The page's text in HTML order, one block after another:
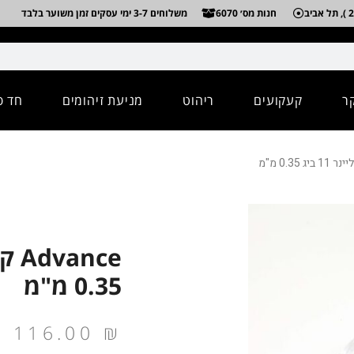
חנות מס׳ 6070 משלוחים 3-7 ימי עסקים זמן משוער בלבד
קעקועים ריהוט מניעת זיהומים חד
0.35 מ"מ
116.00 ₪